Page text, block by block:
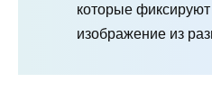
которые
изображение из